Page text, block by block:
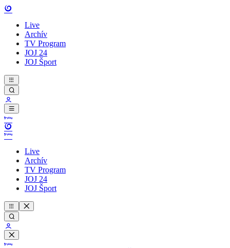
Live
Archív
TV Program
JOJ 24
JOJ Šport
Live
Archív
TV Program
JOJ 24
JOJ Šport